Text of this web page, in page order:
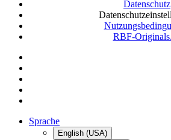
Datenschutz
RBF-
Sprache
English (USA)